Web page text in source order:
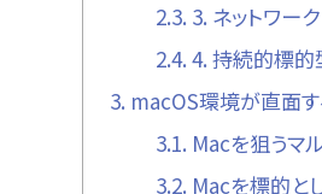
2.3. 3. ネットワー
2.4. 4. 持続的標的
3. macOS環境が直面す
3.1. Macを狙うマ
3.2. Macを標的と